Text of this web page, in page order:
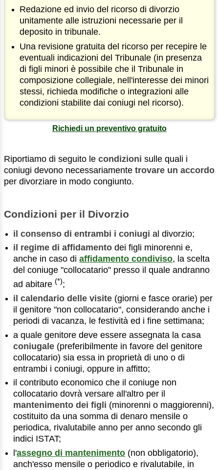
Redazione ed invio del ricorso di divorzio
unitamente alle istruzioni necessarie per il
deposito in tribunale.
Una revisione gratuita del ricorso per recepire le
eventuali indicazioni del Tribunale (in presenza
di figli minori è possibile che il Tribunale in
composizione collegiale, nell'interesse dei minori
stessi, richieda modifiche o integrazioni alle
condizioni stabilite dai coniugi nel ricorso).
Richiedi un preventivo gratuito
Riportiamo di seguito le condizioni sulle quali i
coniugi devono necessariamente trovare un accordo
per divorziare in modo congiunto.
Condizioni per il Divorzio
il consenso di entrambi i coniugi al divorzio;
il regime di affidamento dei figli minorenni e,
anche in caso diaffidamento condiviso, la scelta
del coniuge "collocatario" presso il quale andranno
ad abitare (*);
il calendario delle visite (giorni e fasce orarie) per
il genitore "non collocatario", considerando anche i
periodi di vacanza, le festività ed i fine settimana;
a quale genitore deve essere assegnata lacasa
coniugale (preferibilmente in favore del genitore
collocatario) sia essa in proprietà di uno o di
entrambi i coniugi, oppure in affitto;
il contributo economico che il coniuge non
collocatario dovrà versare all'altro per il
mantenimento dei figli (minorenni o maggiorenni),
costituito da una somma di denaro mensile o
periodica, rivalutabile anno per anno secondo gli
indici ISTAT;
l'assegno di mantenimento (non obbligatorio),
anch'esso mensile o periodico e rivalutabile, in